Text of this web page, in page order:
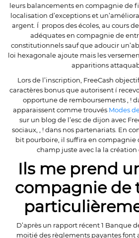
leurs balancements en compagnie de
localisation d’exceptions et
argent. Í propos des écoles, au cours
adéquates en compagnie de
constitutionnels sauf que adoucir
loi hexagonale ajoute mais les
apparitions
Lors de l’inscription, FreeCash
caractères bonus que autorisent í
opportune de remboursements , !
apparaissent comme trouvés Modes
sur un blog de l’esc de dijon avec
sociaux, , ! dans nos partenariats. En
bit pourboire, il suffira en compagnie
champ juste avec la la création
Ils me prend
compagnie de
D’après un rapport récent 1 Banque
moitié des règlements payantes font